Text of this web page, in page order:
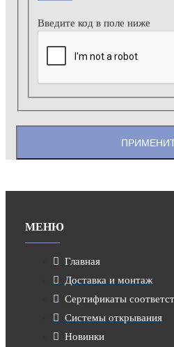
Введите код в поле ниже
МЕНЮ
Главная
Доставка и монтаж
Сертификаты
Системы открывания
Новинки